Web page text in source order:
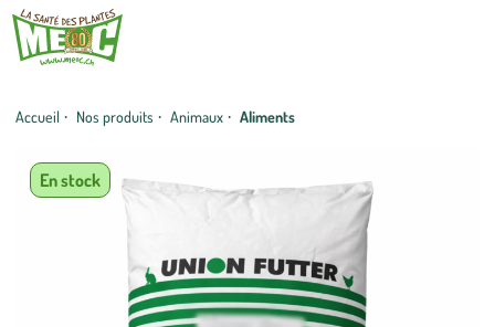
Accueil · Nos produits · Animaux · Aliments
En stock